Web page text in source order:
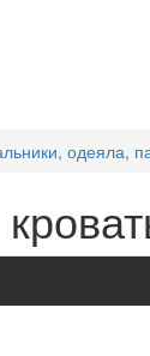
одеяла,